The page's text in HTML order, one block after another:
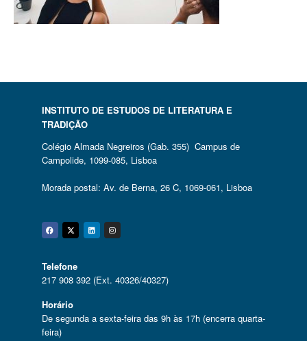
INSTITUTO DE ESTUDOS DE LITERATURA E
TRADIÇÃO
Colégio Almada Negreiros (Gab. 355) Campus de
Campolide, 1099-085, Lisboa
Morada postal: Av. de Berna, 26 C, 1069-061, Lisboa
Facebook
Twitter
Linkedin
Instagram
Telefone
217 908 392 (Ext. 40326/40327)
Horário
De segunda a sexta-feira das 9h às 17h (encerra quarta-
feira)